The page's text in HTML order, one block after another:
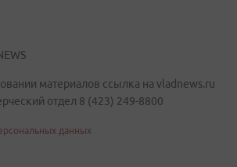
материалов ссылка на vladnews.ru
отдел 8 (423) 249-8800
данных